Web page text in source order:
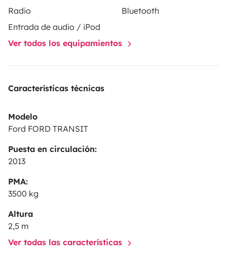
Radio
Bluetooth
Entrada de audio / iPod
Ver todos los equipamientos
Características técnicas
Modelo
Ford FORD TRANSIT
Puesta en circulación:
2013
PMA:
3500 kg
Altura
2,5 m
Ver todas las características